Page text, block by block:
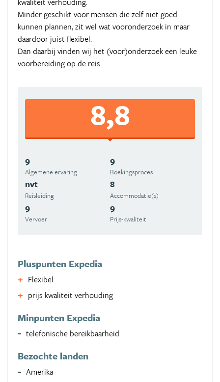
Minder geschikt voor mensen die zelf niet goed
kunnen plannen, zit wel wat vooronderzoek in maar
daardoor juist flexibel.
Dan daarbij vinden wij het (voor)onderzoek een leuke
voorbereiding op de reis.
8,8
9
Algemene ervaring
9
Boekingsproces
nvt
Reisleiding
8
Accommodatie(s)
9
Vervoer
9
Prijs-kwaliteit
Pluspunten Expedia
Flexibel
prijs kwaliteit verhouding
Minpunten Expedia
telefonische bereikbaarheid
Bezochte landen
Amerika